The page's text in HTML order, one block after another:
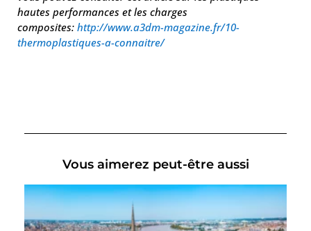
hautes performances et les charges
composites: http://www.a3dm-magazine.fr/10-
thermoplastiques-a-connaitre/
Vous aimerez peut-être aussi